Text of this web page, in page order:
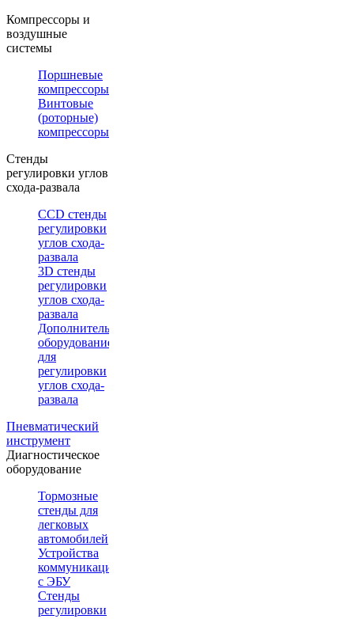
Компрессоры и
воздушные
системы
Поршневые
компрессоры
Винтовые
(роторные)
компрессоры
Стенды
регулировки углов
схода-развала
CCD стенды
регулировки
углов схода-
развала
3D стенды
регулировки
углов схода-
развала
Дополнительное
оборудование
для
регулировки
углов схода-
развала
Пневматический
инструмент
Диагностическое
оборудование
Тормозные
стенды для
легковых
автомобилей
Устройства
коммуникации
с ЭБУ
Стенды
регулировки